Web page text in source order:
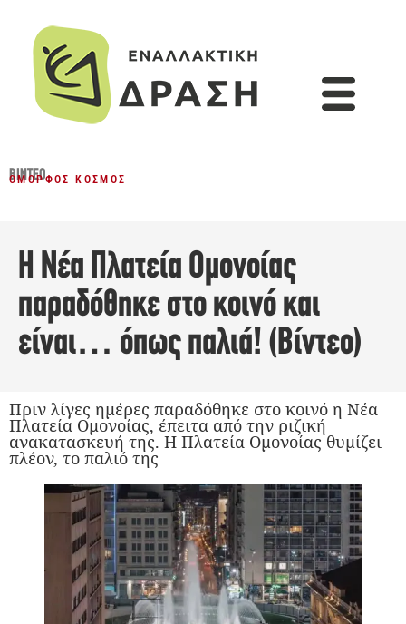
ΒΊΝΤΕΟ
ΌΜΟΡΦΟΣ ΚΌΣΜΟΣ
Η Νέα Πλατεία Ομονοίας
παραδόθηκε στο κοινό και
είναι… όπως παλιά! (Βίντεο)
Πριν λίγες ημέρες παραδόθηκε στο κοινό η Νέα
Πλατεία Ομονοίας, έπειτα από την ριζική
ανακατασκευή της. Η Πλατεία Ομονοίας θυμίζει
πλέον, το παλιό της